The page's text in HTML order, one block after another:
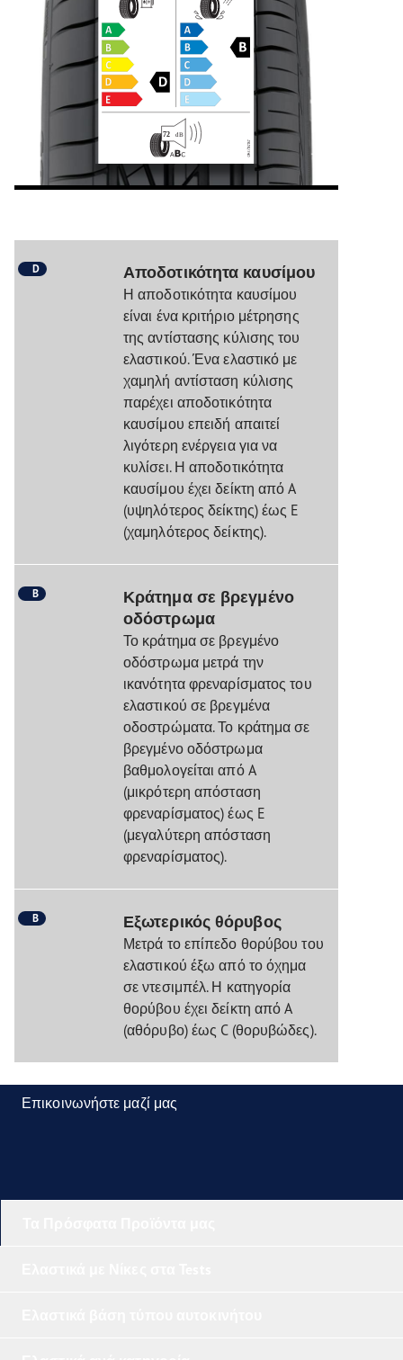
D Αποδοτικότητα καυσίμου
Η αποδοτικότητα καυσίμου
είναι ένα κριτήριο μέτρησης
της αντίστασης κύλισης του
ελαστικού. Ένα ελαστικό με
χαμηλή αντίσταση κύλισης
παρέχει αποδοτικότητα
καυσίμου επειδή απαιτεί
λιγότερη ενέργεια για να
κυλίσει. Η αποδοτικότητα
καυσίμου έχει δείκτη από A
(υψηλότερος δείκτης) έως E
(χαμηλότερος δείκτης).
B
Κράτημα σε βρεγμένο
οδόστρωμα
Το κράτημα σε βρεγμένο
οδόστρωμα μετρά την
ικανότητα φρεναρίσματος του
ελαστικού σε βρεγμένα
οδοστρώματα. Το κράτημα σε
βρεγμένο οδόστρωμα
βαθμολογείται από A
(μικρότερη απόσταση
φρεναρίσματος) έως E
(μεγαλύτερη απόσταση
φρεναρίσματος).
B Εξωτερικός θόρυβος
Μετρά το επίπεδο θορύβου του
ελαστικού έξω από το όχημα
σε ντεσιμπέλ. Η κατηγορία
θορύβου έχει δείκτη από A
(αθόρυβο) έως C (θορυβώδες).
Επικοινωνήστε μαζί μας